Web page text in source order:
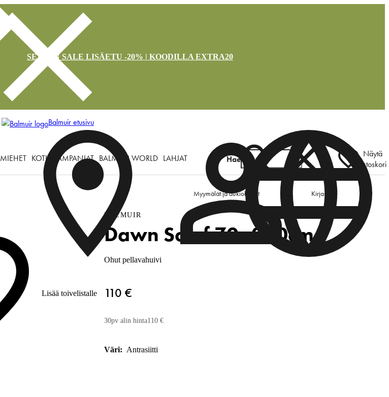
SEASON SALE LISÄETU -20% | KOODILLA EXTRA20
Balmuir etusivu
Myymälät ja aukioloajat Kirjaudu
MIEHET KOTI KAMPANJAT BALMUIR WORLD LAHJAT Hae
Näytä
ostoskori
Lisää toivelistalle
BALMUIR
Dawn Scarf 70x200cm
Ohut pellavahuivi
110 €
30pv alin hinta110 €
Väri: Antrasiitti